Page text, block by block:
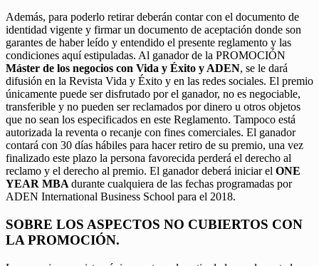
Además, para poderlo retirar deberán contar con el documento de
identidad vigente y firmar un documento de aceptación donde son
garantes de haber leído y entendido el presente reglamento y las
condiciones aquí estipuladas. Al ganador de la PROMOCIÓN
Máster de los negocios con Vida y Éxito y ADEN, se le dará
difusión en la Revista Vida y Éxito y en las redes sociales. El premio
únicamente puede ser disfrutado por el ganador, no es negociable,
transferible y no pueden ser reclamados por dinero u otros objetos
que no sean los especificados en este Reglamento. Tampoco está
autorizada la reventa o recanje con fines comerciales. El ganador
contará con 30 días hábiles para hacer retiro de su premio, una vez
finalizado este plazo la persona favorecida perderá el derecho al
reclamo y el derecho al premio. El ganador deberá iniciar el ONE
YEAR MBA durante cualquiera de las fechas programadas por
ADEN International Business School para el 2018.
SOBRE LOS ASPECTOS NO CUBIERTOS CON
LA PROMOCIÓN.